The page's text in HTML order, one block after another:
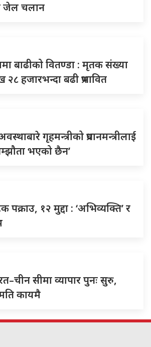
जेल चलान
बाढीको वितण्डा : मृतक संख्या
हजारभन्दा बढी प्रभावित
गृहमन्त्रीको प्रधानमन्त्रीलाई
भएको छैन’
पक्राउ, १२ मुद्दा : ‘अभिव्यक्ति’ र
सीमा व्यापार पुनः सुरु,
कायमै